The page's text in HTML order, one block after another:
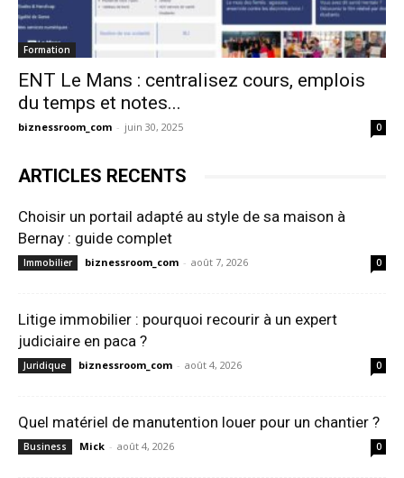
Formation
ENT Le Mans : centralisez cours, emplois
du temps et notes...
biznessroom_com - juin 30, 2025 0
ARTICLES RECENTS
Choisir un portail adapté au style de sa maison à
Bernay : guide complet
Immobilier biznessroom_com - août 7, 2026 0
Litige immobilier : pourquoi recourir à un expert
judiciaire en paca ?
Juridique biznessroom_com - août 4, 2026 0
Quel matériel de manutention louer pour un chantier ?
Business Mick - août 4, 2026 0